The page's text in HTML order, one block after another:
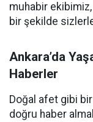
muhabir ekibimiz,
bir şekilde
Ankara’da
Haberler
Doğal afet gibi bir
doğru haber